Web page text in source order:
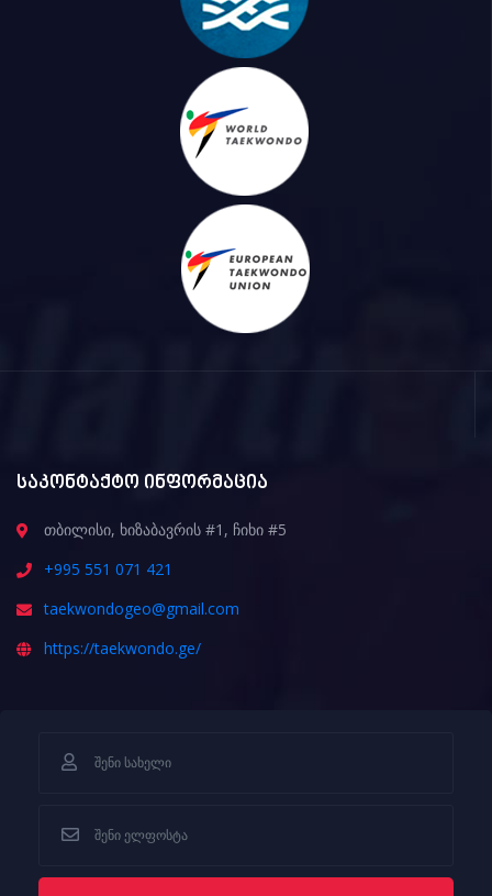
საკონტაქტო ინფორმაცია
თბილისი, ხიზაბავრის #1, ჩიხი #5
+995 551 071 421
taekwondogeo@gmail.com
https://taekwondo.ge/